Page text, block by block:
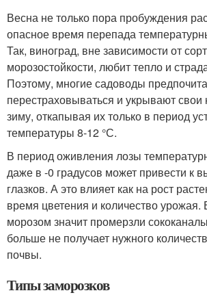
Весна не только пора пробуждения
опасное время перепада
Так, виноград, вне зависимости от
морозостойкости, любит тепло и
Поэтому, многие садоводы
перестраховываться и укрывают
зиму, откапывая их только в период
температуры 8-12 °С.
В период оживления лозы
даже в -0 градусов может привести к
глазков. А это влияет как на рост
время цветения и количество урожая.
морозом значит промерзли
больше не получает нужного
почвы.
Типы заморозков